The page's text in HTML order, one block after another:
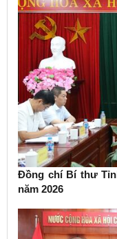
Đồng chí Bí thư
năm 2026